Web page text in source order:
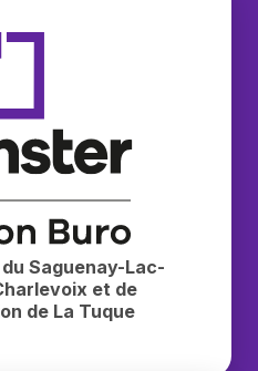
Buro
Saguenay-Lac-
et de
de La Tuque